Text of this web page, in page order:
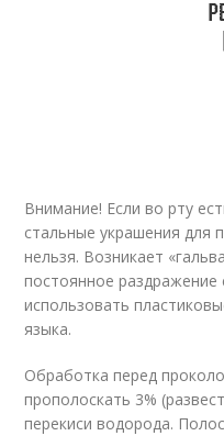
Внимание! Если во рту
стальные украшения для
нельзя. Возникает
постоянное раздражение
использовать
языка.
Обработка перед
прополоскать 3%
перекиси водорода.